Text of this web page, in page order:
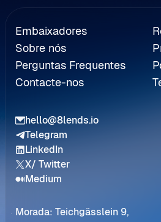
Embaixadores
Sobre nós
Perguntas Frequentes
Contacte-nos
hello@8lends.io
Telegram
LinkedIn
X/ Twitter
Medium
Morada: Teichgässlein 9,